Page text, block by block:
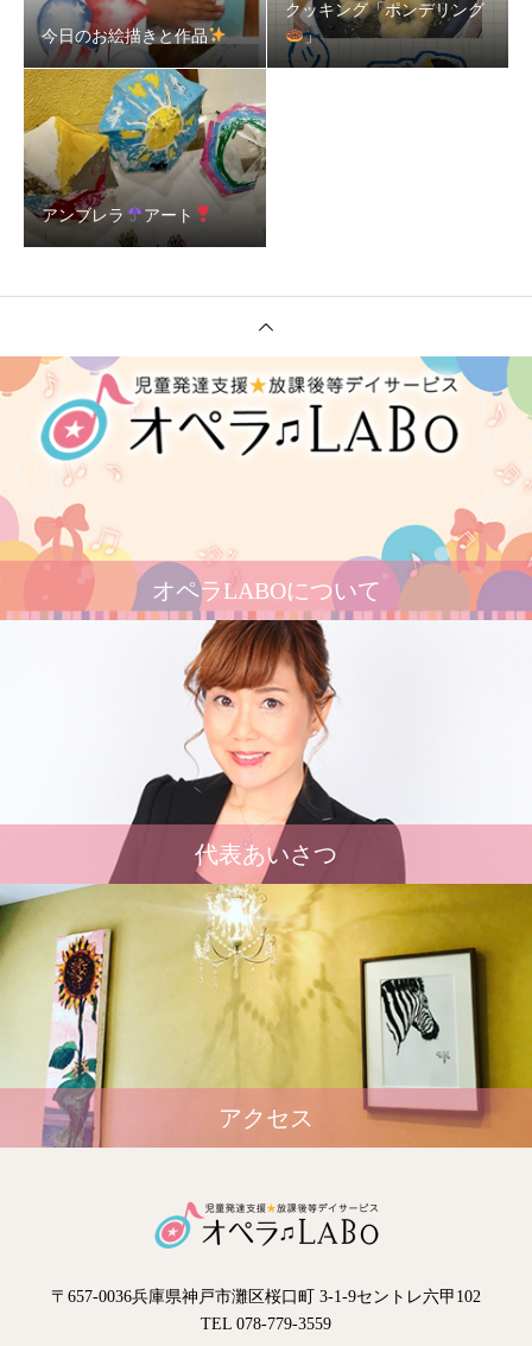
今日のお絵描きと作品
クッキング「ポンデリング
」
アンブレラ アート
オペラLABOについて
代表あいさつ
アクセス
〒657-0036兵庫県神戸市灘区桜口町 3-1-9セントレ六甲102
TEL 078-779-3559